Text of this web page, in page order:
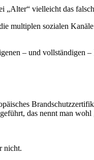
oder
Barcelona
vielleicht das
multiplen sozialen
– und vollständigen
das nennt man
nicht.